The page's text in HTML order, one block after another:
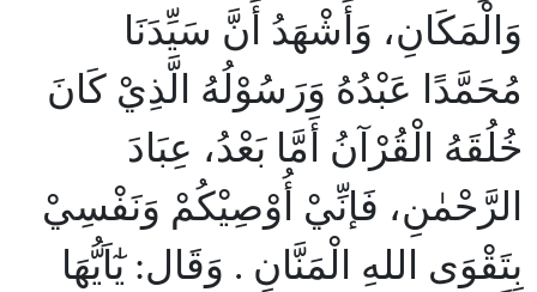
وَالْمَكَانِ، وَأَشْهَدُ أَنَّ سَيِّدَنَا
مُحَمَّدًا عَبْدُهُ وَرَسُوْلُهُ الَّذِيْ كَانَ
خُلُقَهُ الْقُرْآنُ أَمَّا بَعْدُ، عِبَادَ
الرَّحْمٰنِ، فَإنِّيْ أُوْصِيْكُمْ وَنَفْسِيْ
بِتَقْوَى اللهِ الْمَنَّانِ . وَقَال: يٰٓاَيُّهَا